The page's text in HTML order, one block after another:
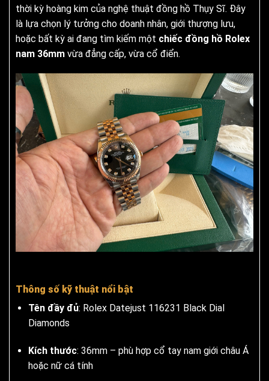
thời kỳ hoàng kim của nghệ thuật đồng hồ Thụy Sĩ. Đây
là lựa chọn lý tưởng cho doanh nhân, giới thượng lưu,
hoặc bất kỳ ai đang tìm kiếm một chiếc đồng hồ Rolex
nam 36mm vừa đẳng cấp, vừa cổ điển.
Thông số kỹ thuật nổi bật
Tên đầy đủ: Rolex Datejust 116231 Black Dial
Diamonds
Kích thước: 36mm – phù hợp cổ tay nam giới châu Á
hoặc nữ cá tính